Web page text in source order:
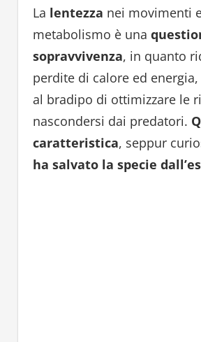
La lentezza nei movimenti
metabolismo è una
sopravvivenza, in quanto
perdite di calore ed
al bradipo di ottimizzare le
nascondersi dai predatori.
caratteristica, seppur
ha salvato la specie